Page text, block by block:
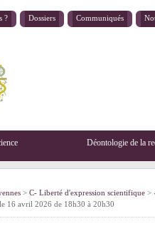
? Dossiers Communiqués
Déontologie de la
> C- Liberté d'expression scientifique >
16 avril 2026 de 18h30 à 20h30